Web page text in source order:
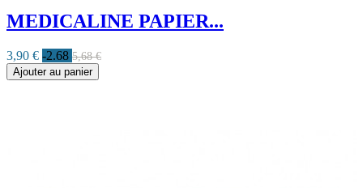
MEDICALINE PAPIER...
3,90 € -2.68 5,68 €
Ajouter au panier